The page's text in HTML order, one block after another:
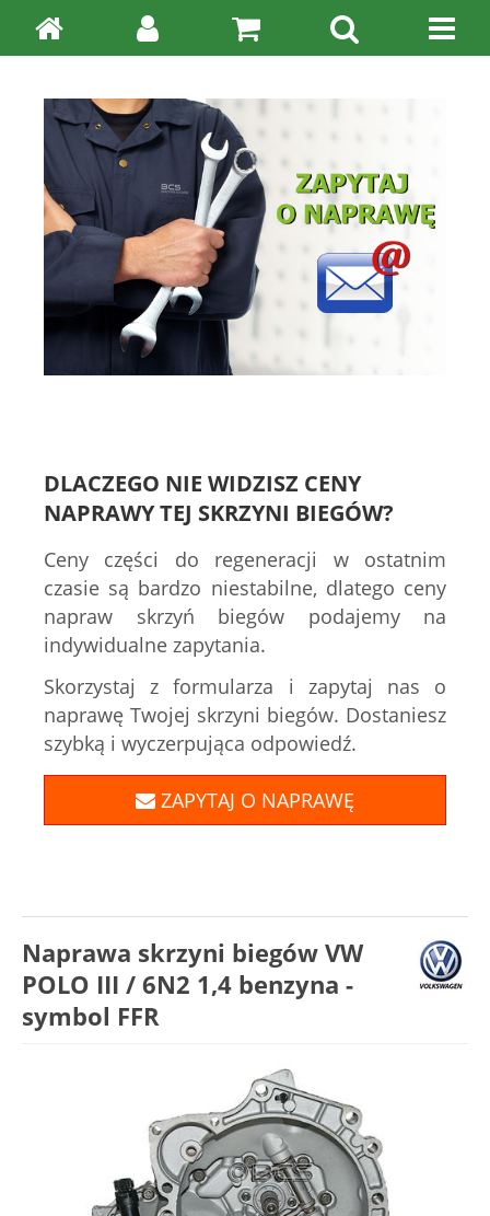
DLACZEGO NIE WIDZISZ CENY
NAPRAWY TEJ SKRZYNI BIEGÓW?
Ceny części do regeneracji w ostatnim
czasie są bardzo niestabilne, dlatego ceny
napraw skrzyń biegów podajemy na
indywidualne zapytania.
Skorzystaj z formularza i zapytaj nas o
naprawę Twojej skrzyni biegów. Dostaniesz
szybką i wyczerpująca odpowiedź.
ZAPYTAJ O NAPRAWĘ
Naprawa skrzyni biegów VW
POLO III / 6N2 1,4 benzyna -
symbol FFR